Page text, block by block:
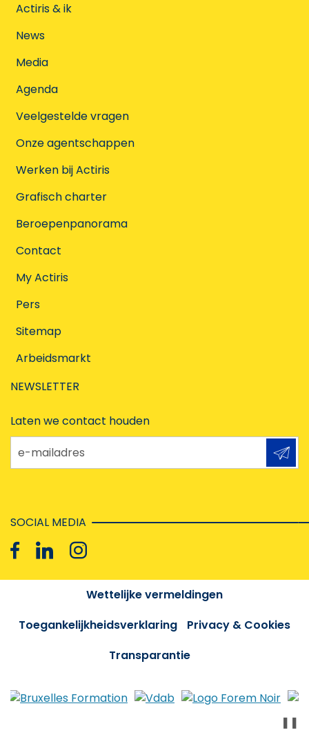
Actiris & ik
News
Media
Agenda
Veelgestelde vragen
Onze agentschappen
Werken bij Actiris
Grafisch charter
Beroepenpanorama
Contact
My Actiris
Pers
Sitemap
Arbeidsmarkt
NEWSLETTER
Laten we contact houden
e-mailadres
SOCIAL MEDIA
Wettelijke vermeldingen
Toegankelijkheidsverklaring
Privacy & Cookies
Transparantie
❚❚